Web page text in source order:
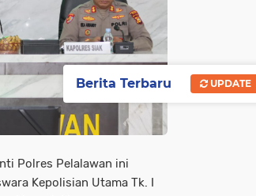
Polres Pelalawan ini
Kepolisian Utama Tk. I
Berita Terbaru UPDATE